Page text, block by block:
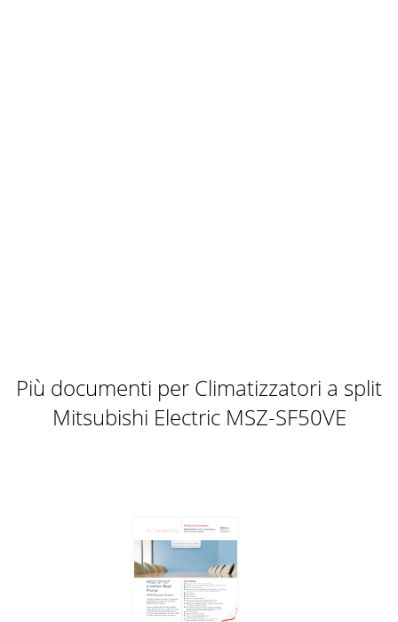
Più documenti per Climatizzatori a split
Mitsubishi Electric MSZ-SF50VE